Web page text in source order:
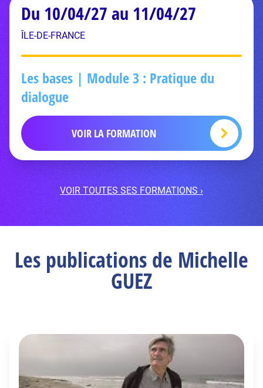
Du 10/04/27 au 11/04/27
ÎLE-DE-FRANCE
Les bases | Module 3 : Pratique du
dialogue
VOIR LA FORMATION
VOIR TOUTES SES FORMATIONS ›
Les publications de Michelle
GUEZ